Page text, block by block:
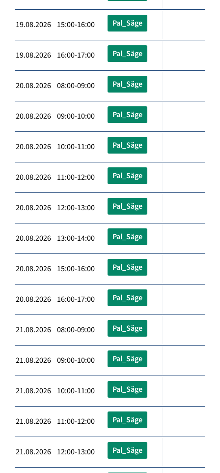
19.08.2026 15:00-16:00 Pal_Säge
19.08.2026 16:00-17:00 Pal_Säge
20.08.2026 08:00-09:00 Pal_Säge
20.08.2026 09:00-10:00 Pal_Säge
20.08.2026 10:00-11:00 Pal_Säge
20.08.2026 11:00-12:00 Pal_Säge
20.08.2026 12:00-13:00 Pal_Säge
20.08.2026 13:00-14:00 Pal_Säge
20.08.2026 15:00-16:00 Pal_Säge
20.08.2026 16:00-17:00 Pal_Säge
21.08.2026 08:00-09:00 Pal_Säge
21.08.2026 09:00-10:00 Pal_Säge
21.08.2026 10:00-11:00 Pal_Säge
21.08.2026 11:00-12:00 Pal_Säge
21.08.2026 12:00-13:00 Pal_Säge